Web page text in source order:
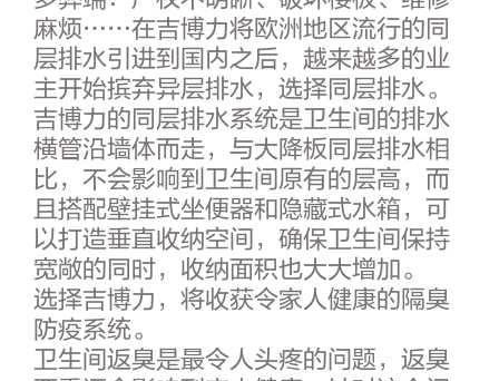
麻烦……在吉博力将欧洲地区流行的同
层排水引进到国内之后，越来越多的业
主开始摈弃异层排水，选择同层排水。
吉博力的同层排水系统是卫生间的排水
横管沿墙体而走，与大降板同层排水相
比，不会影响到卫生间原有的层高，而
且搭配壁挂式坐便器和隐藏式水箱，可
以打造垂直收纳空间，确保卫生间保持
宽敞的同时，收纳面积也大大增加。
选择吉博力，将收获令家人健康的隔臭
防疫系统。
卫生间返臭是最令人头疼的问题，返臭